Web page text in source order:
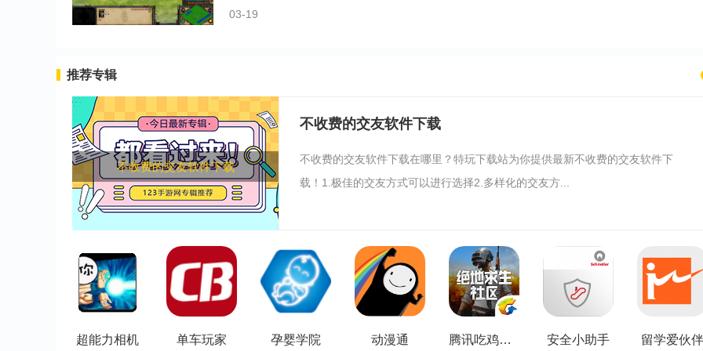
03-19
推荐专辑
不收费的交友软件下载
不收费的交友软件下载
不收费的交友软件下载在哪里？特玩下载站为你提供最新不收费的交友软件下
载！1.极佳的交友方式可以进行选择2.多样化的交友方...
超能力相机 单车玩家 孕婴学院 动漫通 腾讯吃鸡社区 安全小助手 留学爱伙伴